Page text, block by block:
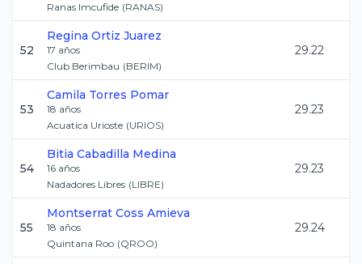
Ranas Imcufide (RANAS)
52
Regina Ortiz Juarez
17 años
Club Berimbau (BERIM)
29.22
53
Camila Torres Pomar
18 años
Acuatica Urioste (URIOS)
29.23
54
Bitia Cabadilla Medina
16 años
Nadadores Libres (LIBRE)
29.23
55
Montserrat Coss Amieva
18 años
Quintana Roo (QROO)
29.24